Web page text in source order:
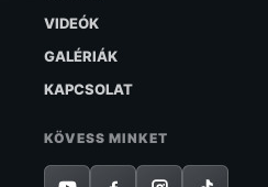
VIDEÓK
GALÉRIÁK
KAPCSOLAT
KÖVESS MINKET